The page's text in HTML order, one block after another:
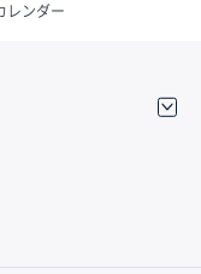
レンダー